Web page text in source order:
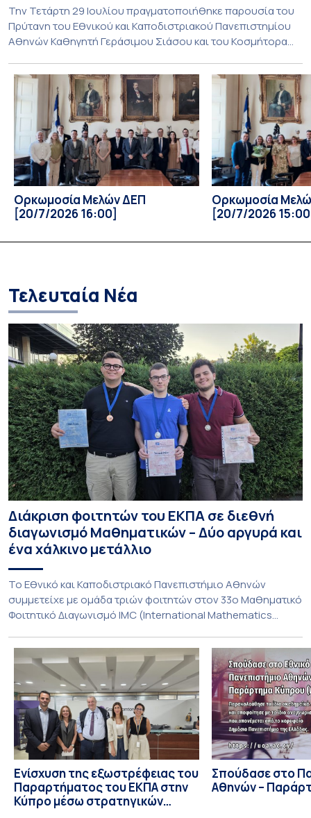
Την Τετάρτη 29 Ιουλίου πραγματοποιήθηκε παρουσία του
Πρύτανη του Εθνικού και Καποδιστριακού Πανεπιστημίου
Αθηνών Καθηγητή Γεράσιμου Σιάσου και του Κοσμήτορα
Καραγεωργούδη, η ορκωμοσία των κάτωθι μελών ΔΕΠ:
Ευαγγελία Αρανίτου, Χαράλαμπος Βέντης, Ελένη
Γιαννακοπούλου, Ασημίνα Καραβαντά, Βασιλική
Οικονομίδου, Ευθύμιος Σκορδάς, Μαρία Χαλαμπαλάκη,
Αικατερίνη Καρδιτσά και Ιωάννης Κούρτης. Ευαγγελία
Αρανίτου, εξέλιξη, Καθηγήτρια […]
Ορκωμοσία Μελών ΔΕΠ
[20/7/2026 16:00]
Ορκωμοσία
[20/7/2026
Τελευταία Νέα
Διάκριση φοιτητών του ΕΚΠΑ σε διεθνή
διαγωνισμό Μαθηματικών – Δύο αργυρά και
ένα χάλκινο μετάλλιο
To Εθνικό και Καποδιστριακό Πανεπιστήμιο Αθηνών
συμμετείχε με ομάδα τριών φοιτητών στον 33ο Μαθηματικό
Φοιτητικό Διαγωνισμό IMC (International Mathematics
Ιουλίου στο Blagoevgrad της Βουλγαρίας. Σε αυτόν
συμμετείχαν 447 φοιτητές εκπροσωπώντας 135
πανεπιστήμια από 46 χώρες. Από την Ελλάδα, συμμετείχαν
επίσης το Εθνικό Μετσόβιο Πολυτεχνείο, το Αριστοτέλειο
Πανεπιστήμιο […]
Ενίσχυση της εξωστρέφειας του
Παραρτήματος του ΕΚΠΑ στην
Κύπρο μέσω στρατηγικών
Σπούδασε στο
Αθηνών –